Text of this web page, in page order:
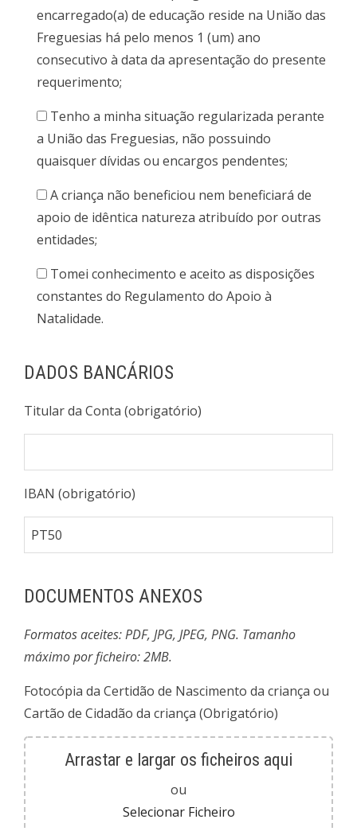
encarregado(a) de educação reside na União das
Freguesias há pelo menos 1 (um) ano
consecutivo à data da apresentação do presente
requerimento;
Tenho a minha situação regularizada perante
a União das Freguesias, não possuindo
quaisquer dívidas ou encargos pendentes;
A criança não beneficiou nem beneficiará de
apoio de idêntica natureza atribuído por outras
entidades;
Tomei conhecimento e aceito as disposições
constantes do Regulamento do Apoio à
Natalidade.
DADOS BANCÁRIOS
Titular da Conta (obrigatório)
IBAN (obrigatório)
DOCUMENTOS ANEXOS
Formatos aceites: PDF, JPG, JPEG, PNG. Tamanho
máximo por ficheiro: 2MB.
Fotocópia da Certidão de Nascimento da criança ou
Cartão de Cidadão da criança (Obrigatório)
Arrastar e largar os ficheiros aqui
ou
Selecionar Ficheiro